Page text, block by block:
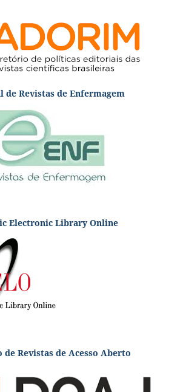
de Revistas de Enfermagem
Electronic Library Online
de Revistas de Acesso Aberto